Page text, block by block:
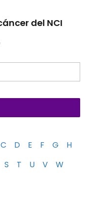
del NCI
C D E F G
H
S T U V
W